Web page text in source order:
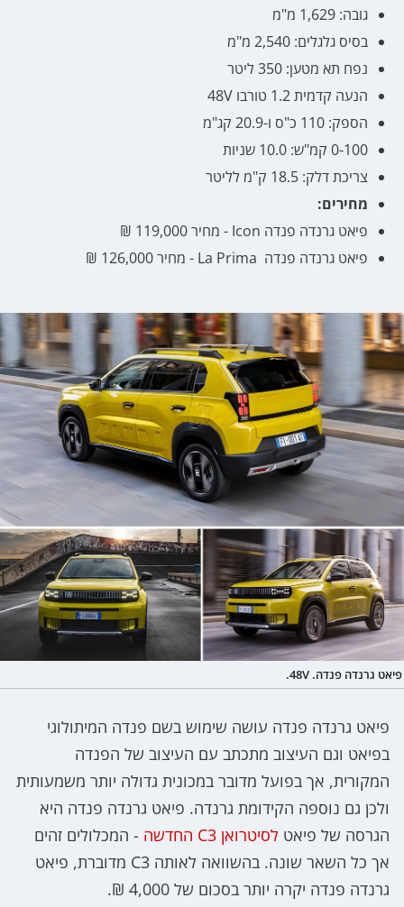
גובה: 1,629 מ"מ
בסיס גלגלים: 2,540 מ"מ
נפח תא מטען: 350 ליטר
הנעה קדמית 1.2 טורבו 48V
הספק: 110 כ"ס ו-20.9 קג"מ
0-100 קמ"ש: 10.0 שניות
צריכת דלק: 18.5 ק"מ לליטר
מחירים:
פיאט גרנדה פנדה Icon - מחיר 119,000 ₪
פיאט גרנדה פנדה La Prima - מחיר 126,000 ₪
פיאט גרנדה פנדה. 48V.
פיאט גרנדה פנדה עושה שימוש בשם פנדה המיתולוגי
בפיאט וגם העיצוב מתכתב עם העיצוב של הפנדה
המקורית, אך בפועל מדובר במכונית גדולה יותר משמעותית
ולכן גם נוספה הקידומת גרנדה. פיאט גרנדה פנדה היא
הגרסה של פיאט לסיטרואן C3 החדשה
- המכלולים זהים
אך כל השאר שונה. בהשוואה לאותה C3 מדוברת, פיאט
גרנדה פנדה יקרה יותר בסכום של 4,000 ₪.